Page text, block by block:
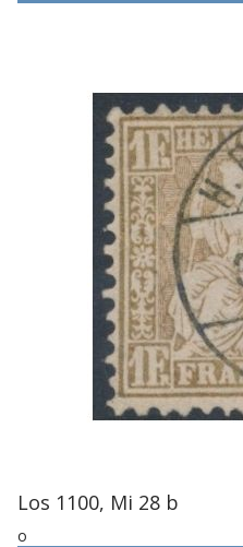
Los 1100, Mi 28 b
o